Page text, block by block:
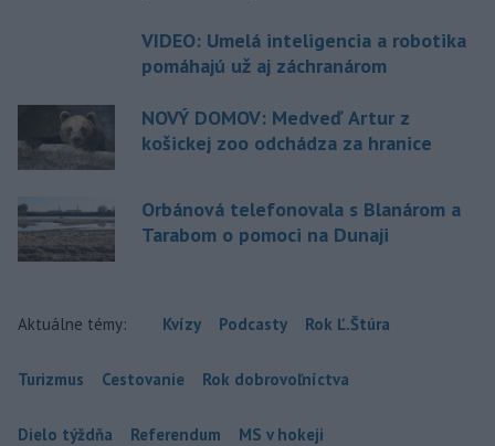
VIDEO: Umelá inteligencia a robotika
pomáhajú už aj záchranárom
NOVÝ DOMOV: Medveď Artur z
košickej zoo odchádza za hranice
Orbánová telefonovala s Blanárom a
Tarabom o pomoci na Dunaji
Aktuálne témy: Kvízy Podcasty Rok Ľ.Štúra
Turizmus Cestovanie Rok dobrovoľníctva
Dielo týždňa Referendum MS v hokeji